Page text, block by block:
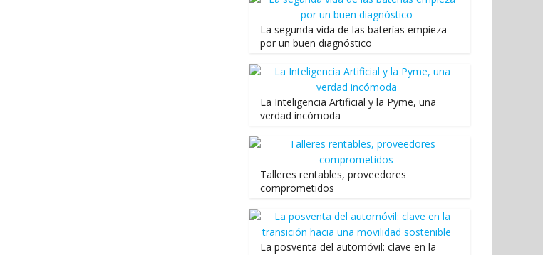
La segunda vida de las baterías empieza
por un buen diagnóstico
La Inteligencia Artificial y la Pyme, una
verdad incómoda
Talleres rentables, proveedores
comprometidos
La posventa del automóvil: clave en la